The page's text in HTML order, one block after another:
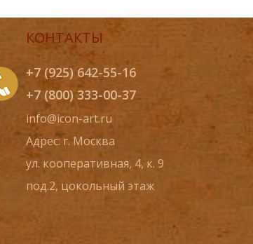
КОНТАКТЫ
+7 (925) 642-55-16
+7 (800) 333-00-37
info@icon-art.ru
Адрес: г. Москва
ул. кооперативная, 4, к. 9
под.2, цокольный этаж